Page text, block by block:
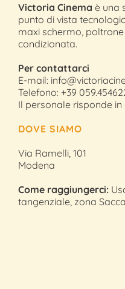
Victoria Cinema è una
punto di vista
maxi schermo,
condizionata.
Per contattarci
E-mail:
Telefono: +39
Il personale risponde
DOVE SIAMO
Via Ramelli, 101
Modena
Come raggiungerci:
tangenziale, zona